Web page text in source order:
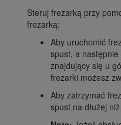
Steruj frezarką przy
frezarką:
Aby uruchomić
spust, a
znajdujący się u
frezarki możesz
Aby zatrzymać
spust na dłużej